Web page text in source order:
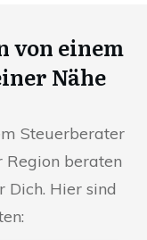
von einem
Nähe
Steuerberater
Region beraten
Dich. Hier sind